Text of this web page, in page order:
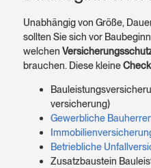
Unabhängig von Größe,
sollten Sie sich vor
welchen
brauchen. Diese kleine
versicherung)
Gewerbliche
Betriebliche
Zusatz­baustein